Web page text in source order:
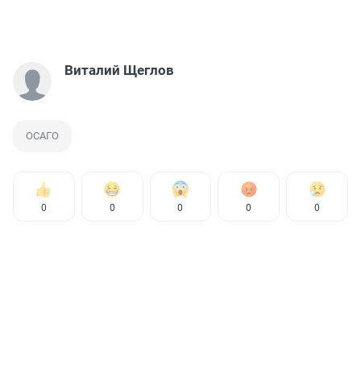
Виталий Щеглов
ОСАГО
0 0 0 0 0